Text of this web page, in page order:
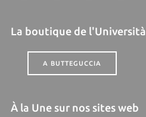
La boutique de l'Università
A BUTTEGUCCIA
À la Une sur nos sites web